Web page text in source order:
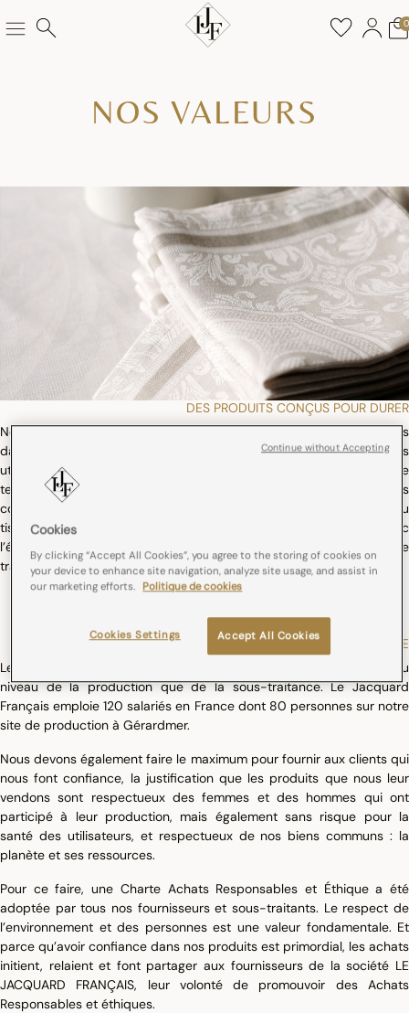
0
NOS VALEURS
DES PRODUITS CONÇUS POUR DURER
Notre crédo est depuis toujours de fabriquer des produits durables
dans le temps. La qualité des matières et des colorants que nous
utilisons nous permet de vous garantir une qualité stable dans le
temps, sans déformation des tissus ni effacement des motifs. Les
collections Le Jacquard Français se distinguent par la finesse du
tissage et la richesse des motifs ; elles traversent les années avec
l’élégance comme identité première. Nos produits peuvent ainsi être
transmis de génération en génération.
UNE PRODUCTION PLUS RESPONSABLE
Le Jacquard Français préserve l’emploi local au maximum tant au
niveau de la production que de la sous-traitance. Le Jacquard
Français emploie 120 salariés en France dont 80 personnes sur notre
site de production à Gérardmer.
Nous devons également faire le maximum pour fournir aux clients qui
nous font confiance, la justification que les produits que nous leur
vendons sont respectueux des femmes et des hommes qui ont
participé à leur production, mais également sans risque pour la
santé des utilisateurs, et respectueux de nos biens communs : la
planète et ses ressources.
Pour ce faire, une Charte Achats Responsables et Éthique a été
adoptée par tous nos fournisseurs et sous-traitants. Le respect de
l’environnement et des personnes est une valeur fondamentale. Et
parce qu’avoir confiance dans nos produits est primordial, les achats
initient, relaient et font partager aux fournisseurs de la société LE
JACQUARD FRANÇAIS, leur volonté de promouvoir des Achats
Responsables et éthiques.
Cookies
By clicking “Accept All Cookies”, you agree to the storing of cookies on
your device to enhance site navigation, analyze site usage, and assist in
our marketing efforts. Politique de cookies
Accept All Cookies
Cookies Settings
Continue without Accepting